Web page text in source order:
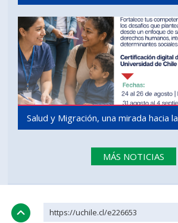
Salud y Migración, una mirada hacia
MÁS NOTICIAS
https://uchile.cl/e226653